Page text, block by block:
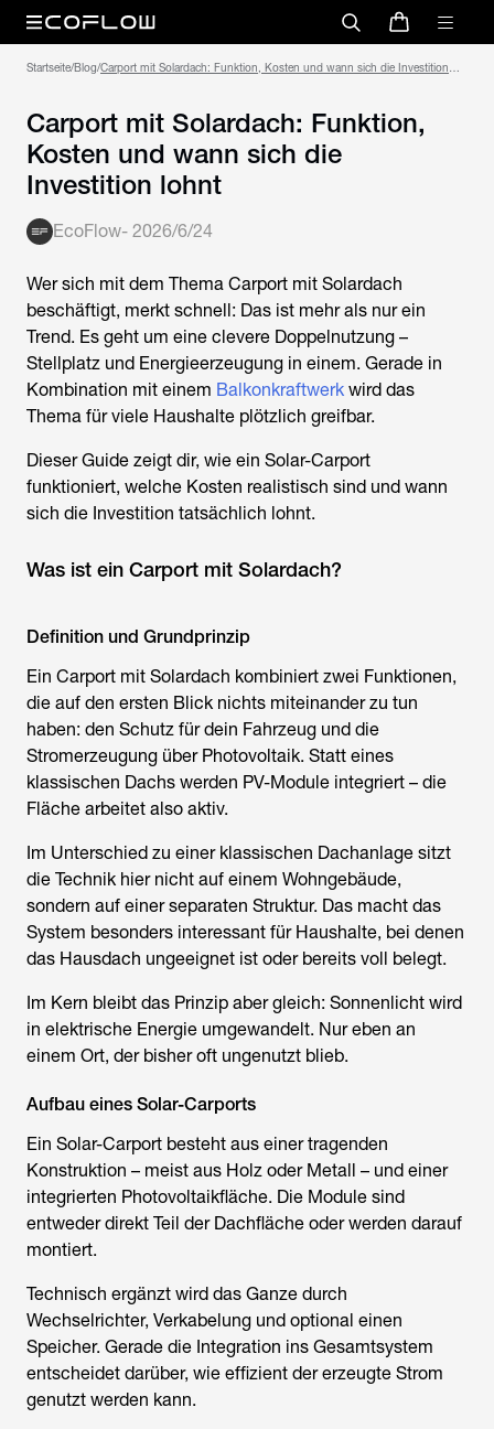
Startseite/Blog/Carport mit Solardach: Funktion, Kosten und wann sich die Investition
Carport mit Solardach: Funktion,
Kosten und wann sich die
Investition lohnt
EcoFlow- 2026/6/24
Wer sich mit dem Thema Carport mit Solardach
beschäftigt, merkt schnell: Das ist mehr als nur ein
Trend. Es geht um eine clevere Doppelnutzung –
Stellplatz und Energieerzeugung in einem. Gerade in
Kombination mit einem Balkonkraftwerk wird das
Thema für viele Haushalte plötzlich greifbar.
Dieser Guide zeigt dir, wie ein Solar-Carport
funktioniert, welche Kosten realistisch sind und wann
sich die Investition tatsächlich lohnt.
Was ist ein Carport mit Solardach?
Definition und Grundprinzip
Ein Carport mit Solardach kombiniert zwei Funktionen,
die auf den ersten Blick nichts miteinander zu tun
haben: den Schutz für dein Fahrzeug und die
Stromerzeugung über Photovoltaik. Statt eines
klassischen Dachs werden PV-Module integriert – die
Fläche arbeitet also aktiv.
Im Unterschied zu einer klassischen Dachanlage sitzt
die Technik hier nicht auf einem Wohngebäude,
sondern auf einer separaten Struktur. Das macht das
System besonders interessant für Haushalte, bei denen
das Hausdach ungeeignet ist oder bereits voll belegt.
Im Kern bleibt das Prinzip aber gleich: Sonnenlicht wird
in elektrische Energie umgewandelt. Nur eben an
einem Ort, der bisher oft ungenutzt blieb.
Aufbau eines Solar-Carports
Ein Solar-Carport besteht aus einer tragenden
Konstruktion – meist aus Holz oder Metall – und einer
integrierten Photovoltaikfläche. Die Module sind
entweder direkt Teil der Dachfläche oder werden darauf
montiert.
Technisch ergänzt wird das Ganze durch
Wechselrichter, Verkabelung und optional einen
Speicher. Gerade die Integration ins Gesamtsystem
entscheidet darüber, wie effizient der erzeugte Strom
genutzt werden kann.